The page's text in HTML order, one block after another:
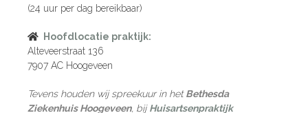
(24 uur per dag bereikbaar)
Hoofdlocatie praktijk:
Alteveerstraat 136
7907 AC Hoogeveen
Tevens houden wij spreekuur in hetBethesda
Ziekenhuis Hoogeveen, bijHuisartsenpraktijk